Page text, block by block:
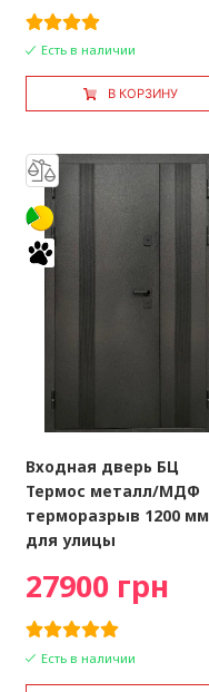
Есть в наличии
В КОРЗИНУ
Входная дверь БЦ
Термос металл/МДФ
терморазрыв 1200 мм
для улицы
27900 грн
Есть в наличии